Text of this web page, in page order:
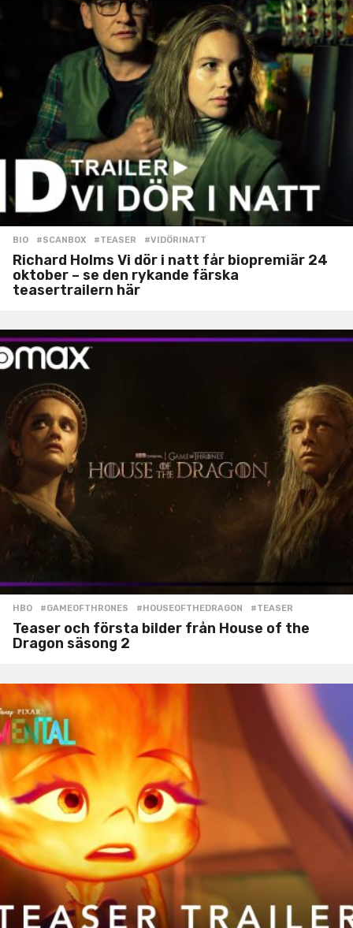
BIO #SCANBOX ,#TEASER ,#VIDÖRINATT
Richard Holms Vi dör i natt får biopremiär 24
oktober – se den rykande färska
teasertrailern här
HBO #GAMEOFTHRONES ,#HOUSEOFTHEDRAGON ,#TEASER
Teaser och första bilder från House of the
Dragon säsong 2